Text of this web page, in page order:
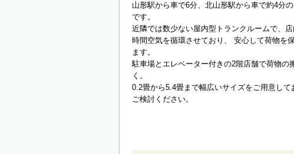
山形駅から車で6分、北山形駅から車で約4分
です。
近隣では数少ない屋内型トランクルームで、
時間空気を循環させており、 安心して荷物を
ます。
駐車場とエレベーター付きの2階店舗で荷物の
く。
0.2畳から5.4畳まで幅広いサイズをご用意して
ご検討ください。